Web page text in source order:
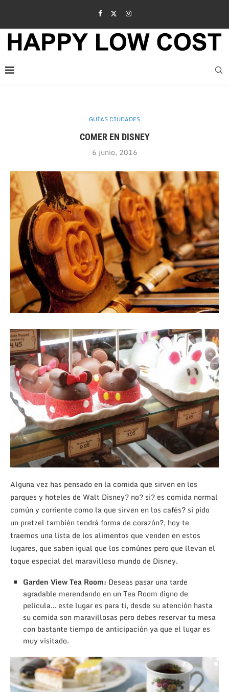
GUÍAS CIUDADES
COMER EN DISNEY
6 junio, 2016
Alguna vez has pensado en la comida que sirven en los
parques y hoteles de Walt Disney? no? si? es comida normal
común y corriente como la que sirven en los cafés? si pido
un pretzel también tendrá forma de corazón?, hoy te
traemos una lista de los alimentos que venden en estos
lugares, que saben igual que los comúnes pero que llevan el
toque especial del maravilloso mundo de Disney.
Garden View Tea Room: Deseas pasar una tarde
agradable merendando en un Tea Room digno de
película… este lugar es para ti, desde su atención hasta
su comida son maravillosas pero debes reservar tu mesa
con bastante tiempo de anticipación ya que el lugar es
muy visitado.